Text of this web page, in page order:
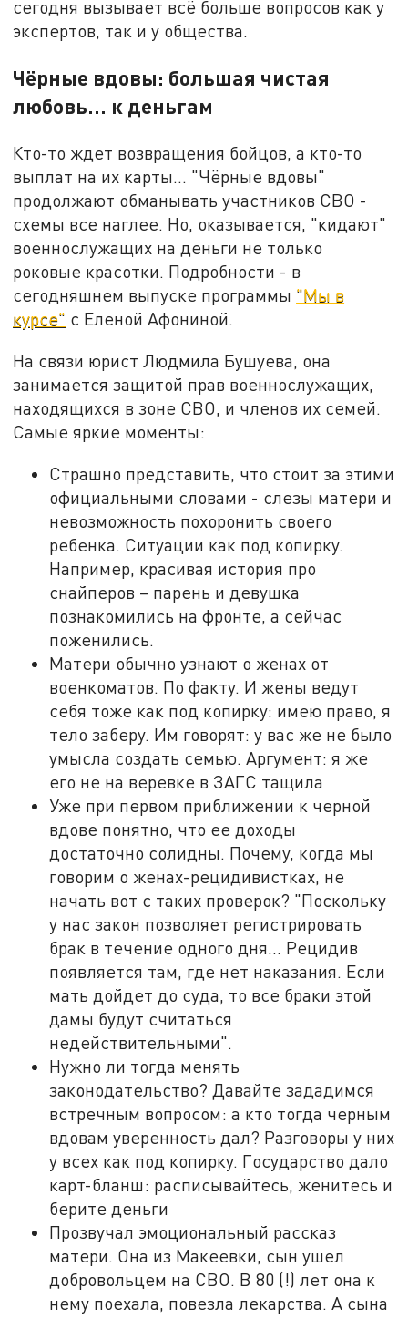
сегодня вызывает всё больше вопросов как у
экспертов, так и у общества.
Чёрные вдовы: большая чистая
любовь... к деньгам
Кто-то ждет возвращения бойцов, а кто-то
выплат на их карты... "Чёрные вдовы"
продолжают обманывать участников СВО -
схемы все наглее. Но, оказывается, "кидают"
военнослужащих на деньги не только
роковые красотки. Подробности - в
сегодняшнем выпуске программы "Мы в
курсе" с Еленой Афониной.
На связи юрист Людмила Бушуева, она
занимается защитой прав военнослужащих,
находящихся в зоне СВО, и членов их семей.
Самые яркие моменты:
Страшно представить, что стоит за этими
официальными словами - слезы матери и
невозможность похоронить своего
ребенка. Ситуации как под копирку.
Например, красивая история про
снайперов – парень и девушка
познакомились на фронте, а сейчас
поженились.
Матери обычно узнают о женах от
военкоматов. По факту. И жены ведут
себя тоже как под копирку: имею право, я
тело заберу. Им говорят: у вас же не было
умысла создать семью. Аргумент: я же
его не на веревке в ЗАГС тащила
Уже при первом приближении к черной
вдове понятно, что ее доходы
достаточно солидны. Почему, когда мы
говорим о женах-рецидивистках, не
начать вот с таких проверок? "Поскольку
у нас закон позволяет регистрировать
брак в течение одного дня... Рецидив
появляется там, где нет наказания. Если
мать дойдет до суда, то все браки этой
дамы будут считаться
недействительными".
Нужно ли тогда менять
законодательство? Давайте зададимся
встречным вопросом: а кто тогда черным
вдовам уверенность дал? Разговоры у них
у всех как под копирку. Государство дало
карт-бланш: расписывайтесь, женитесь и
берите деньги
Прозвучал эмоциональный рассказ
матери. Она из Макеевки, сын ушел
добровольцем на СВО. В 80 (!) лет она к
нему поехала, повезла лекарства. А сына